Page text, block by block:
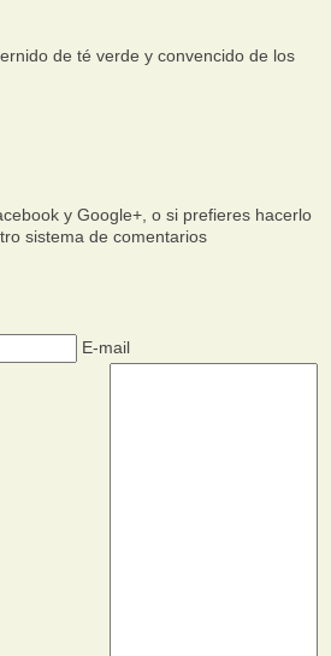
de té verde y convencido de los
y Google+, o si prefieres hacerlo
sistema de comentarios
E-mail